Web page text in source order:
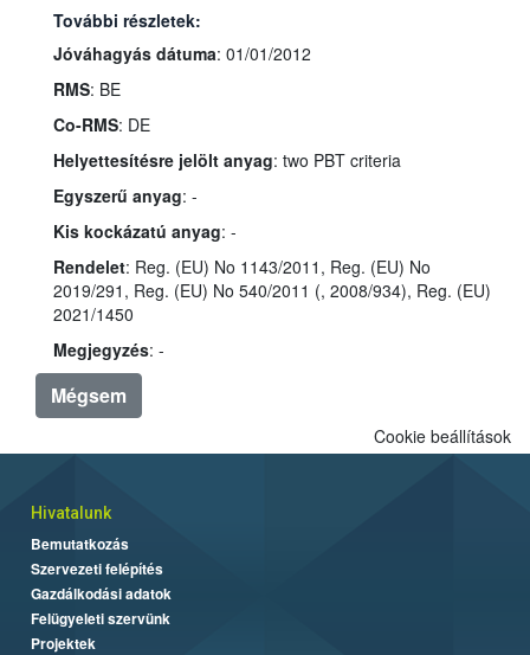
További részletek:
Jóváhagyás dátuma: 01/01/2012
RMS: BE
Co-RMS: DE
Helyettesítésre jelölt anyag: two PBT criteria
Egyszerű anyag: -
Kis kockázatú anyag: -
Rendelet: Reg. (EU) No 1143/2011, Reg. (EU) No
2019/291, Reg. (EU) No 540/2011 (, 2008/934), Reg. (EU)
2021/1450
Megjegyzés: -
Mégsem
Cookie beállítások
Hivatalunk
Bemutatkozás
Szervezeti felépítés
Gazdálkodási adatok
Felügyeleti szervünk
Projektek